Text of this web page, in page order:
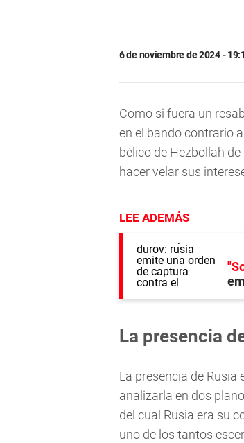
6 de noviembre de 2024 -
Como si fuera un
en el bando contrario
bélico de Hezbollah
hacer velar sus
LEE ADEMÁS
La presencia
La presencia de Rusia
analizarla en dos
del cual Rusia era su
uno de los tantos